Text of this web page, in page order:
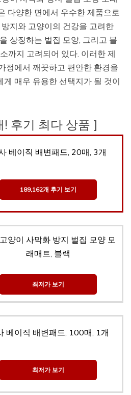
다양한 면에서 우수한 제품으로
지와 고양이의 건강을 고려한
상징하는 벌집 모양, 그리고 블
까지 고려되어 있다. 이러한 제
정에서 깨끗하고 편안한 환경을
매우 유용한 선택지가 될 것이
후기 최다 상품 ]
베이직 배변패드, 20매, 3개
189,162개 후기 보기
양이 사막화 방지 벌집 모양 모
래매트, 블랙
최저가 보기
베이직 배변패드, 100매, 1개
최저가 보기